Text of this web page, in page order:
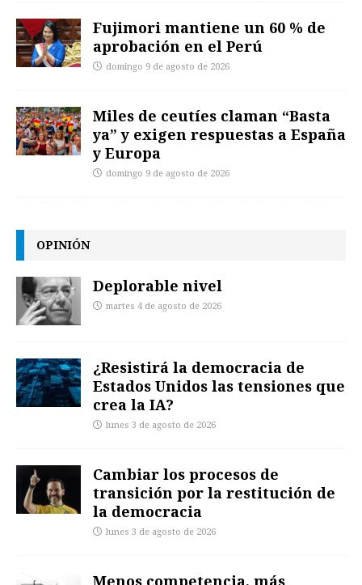
Fujimori mantiene un 60 % de
aprobación en el Perú
domingo 9 de agosto de 2026
Miles de ceutíes claman “Basta
ya” y exigen respuestas a España
y Europa
domingo 9 de agosto de 2026
OPINIÓN
Deplorable nivel
martes 4 de agosto de 2026
¿Resistirá la democracia de
Estados Unidos las tensiones que
crea la IA?
lunes 3 de agosto de 2026
Cambiar los procesos de
transición por la restitución de
la democracia
lunes 3 de agosto de 2026
Menos competencia, más